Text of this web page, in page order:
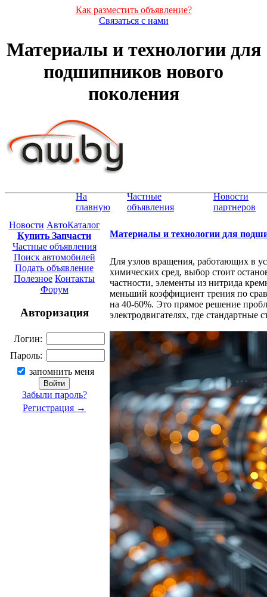
Как разместить объявление?
Связаться с нами
Материалы и технологии для
подшипников нового
поколения
На
главную
Частные
объявления
Новости
партнеров
Новости АвтоКаталог
Купить Запчасти
Частные объявления
Поиск автомобилей
Подать объявление
Полезное Контакты
Форум
Авторизация
Логин:
Пароль:
запомнить меня
Забыли пароль?
Регистрация →
Материалы и технологии для
Для узлов вращения, работающих в
химических сред, выбор стоит
частности, элементы из нитрида
меньший коэффициент трения по
на 40-60%. Это прямое решение
электродвигателях, где